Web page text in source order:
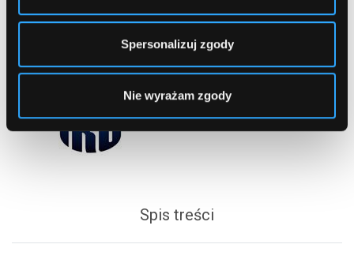
Spersonalizuj zgody
Nie wyrażam zgody
Spis treści